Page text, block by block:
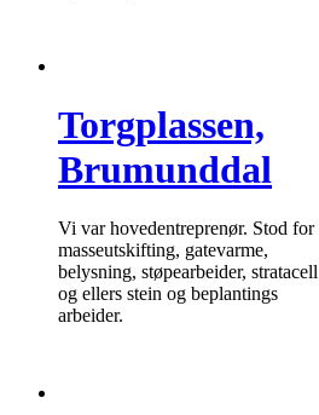
Torgplassen,
Brumunddal
Vi var hovedentreprenør. Stod for
masseutskifting, gatevarme,
belysning, støpearbeider, stratacell
og ellers stein og beplantings
arbeider.